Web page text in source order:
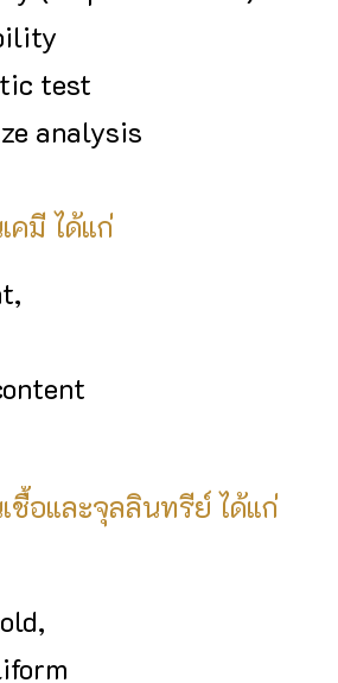
test
analysis
มี ได้แก่
อและจุลลินทรีย์ ได้แก่